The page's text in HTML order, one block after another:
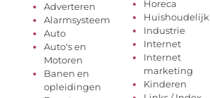
Adverteren
Alarmsysteem
Auto
Auto's en
Motoren
Banen en
opleidingen
Horeca
Huishoudelijk
Industrie
Internet
Internet
marketing
Kinderen